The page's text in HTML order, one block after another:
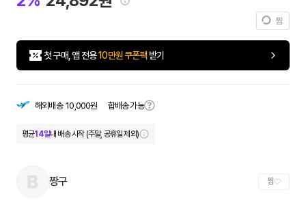
찜
첫 구매, 앱 전용10만원 쿠폰팩 받기
해외배송 10,000원 합배송 가능
평균14일내 배송 시작 (주말, 공휴일 제외)
짱구 찜